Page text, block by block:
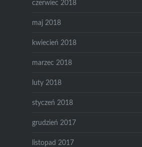
czerwiec 2018
maj 2018
kwiecień 2018
marzec 2018
luty 2018
styczeń 2018
grudzień 2017
listopad 2017